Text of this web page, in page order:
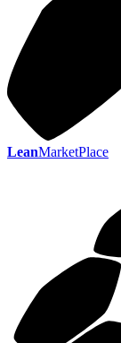
LeanMarketPlace